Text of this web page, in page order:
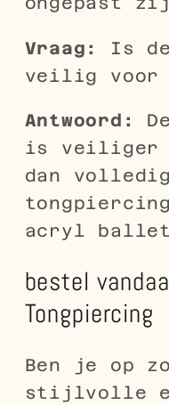
Vraag:
Is
veilig voor
Antwoord:
is veiliger
dan
acryl
bestel
Tongpiercing
Ben je op
stijlvolle